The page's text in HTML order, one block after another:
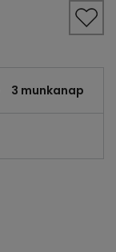
3 munkanap